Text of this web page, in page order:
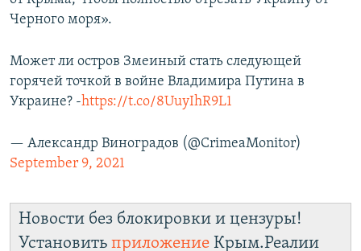
Черного моря».
Может ли остров Змеиный стать следующей
горячей точкой в ​​войне Владимира Путина в
Украине? -https://t.co/8UuyIhR9L1
— Александр Виноградов (@CrimeaMonitor)
September 9, 2021
Новости без блокировки и цензуры!
Установить приложение Крым.Реалии